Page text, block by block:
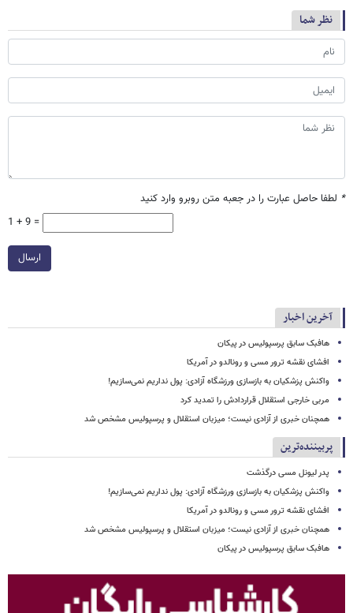
نظر شما
* لطفا حاصل عبارت را در جعبه متن روبرو وارد کنید
1 + 9 =
ارسال
آخرین اخبار
هافبک سابق پرسپولیس در پیکان
افشای نقشه ترور مسی و رونالدو در آمریکا
واکنش پزشکیان به بازسازی ورزشگاه آزادی: پول نداریم نمی‌سازیم!
مربی خارجی استقلال قراردادش را تمدید کرد
همچنان خبری از آزادی نیست؛ میزبان استقلال و پرسپولیس مشخص شد
پربیننده‌ترین
پدر لیونل مسی درگذشت
واکنش پزشکیان به بازسازی ورزشگاه آزادی: پول نداریم نمی‌سازیم!
افشای نقشه ترور مسی و رونالدو در آمریکا
همچنان خبری از آزادی نیست؛ میزبان استقلال و پرسپولیس مشخص شد
هافبک سابق پرسپولیس در پیکان